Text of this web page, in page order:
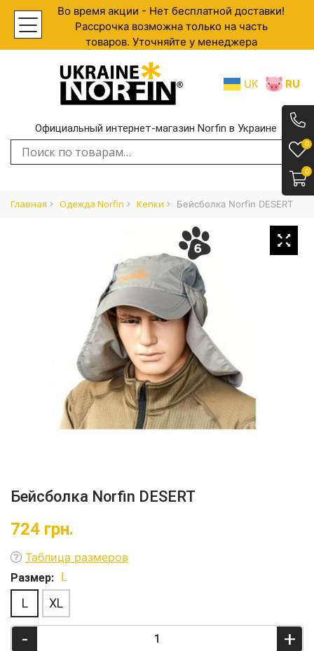
Во время акции - Нет бесплатной доставки!
Рассрочка возможна только на часть
товаров. Уточняйте у менеджера
UK RU
Официальный интернет-магазин Norfin в Украине
Искать:
Главная Одежда Norfin Кепки Бейсболка Norfin DESERT
0
0
Бейсболка Norfin DESERT
724 грн.
Таблица размеров
Размер: L
L XL
- +